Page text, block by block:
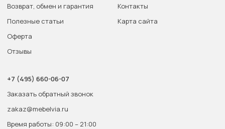
Возврат, обмен и гарантия
Полезные статьи
Оферта
Отзывы
Контакты
Карта сайта
+7 (495) 660-06-07
Заказать обратный звонок
zakaz@mebelvia.ru
Время работы: 09:00 – 21:00